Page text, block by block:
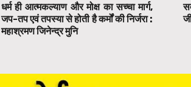
धर्म ही आत्मकल्याण और मोक्ष का सच्चा मार्ग,
जप-तप एवं तपस्या से होती है कर्मों की निर्जरा :
महाश्रमण जिनेन्द्र मुनि